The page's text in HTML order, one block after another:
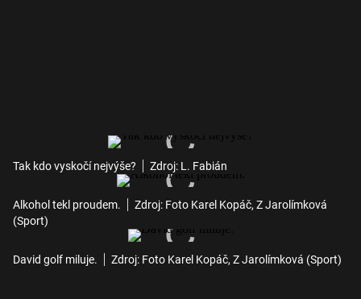
Tak kdo vyskočí nejvýše? Zdroj: L. Fabián
Alkohol tekl proudem.
Zdroj: Foto Karel Kopáč, Z Jarolímková
(Sport)
David golf miluje. Zdroj: Foto Karel Kopáč, Z Jarolímková (Sport)